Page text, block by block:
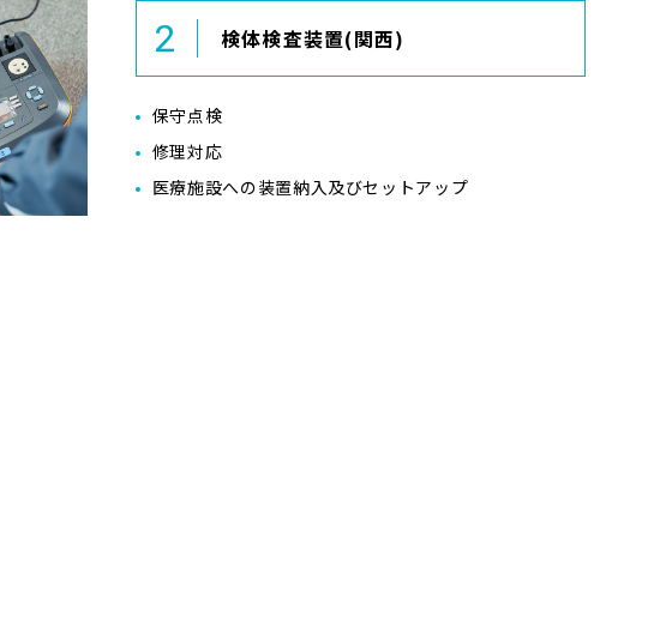
検体検査装置(関西)
保守点検
修理対応
医療施設への装置納入及びセットアップ